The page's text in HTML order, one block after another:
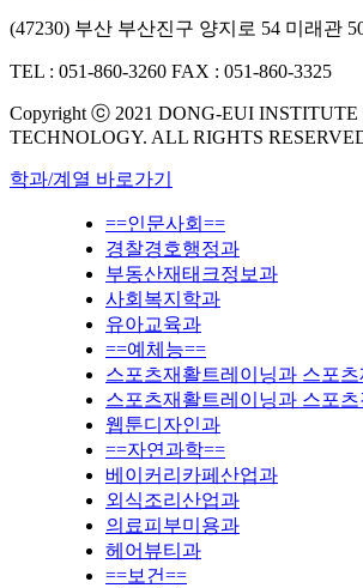
(47230) 부산 부산진구 양지로 54 미래관
TEL : 051-860-3260 FAX : 051-860-3325
Copyright ⓒ 2021 DONG-EUI INSTITUTE
TECHNOLOGY. ALL RIGHTS
학과/계열 바로가기
==인문사회==
경찰경호행정과
부동산재태크정보과
사회복지학과
유아교육과
==예체능==
스포츠재활트레이닝과 스포
스포츠재활트레이닝과 스포
웹툰디자인과
==자연과학==
베이커리카페산업과
외식조리산업과
의료피부미용과
헤어뷰티과
==보건==